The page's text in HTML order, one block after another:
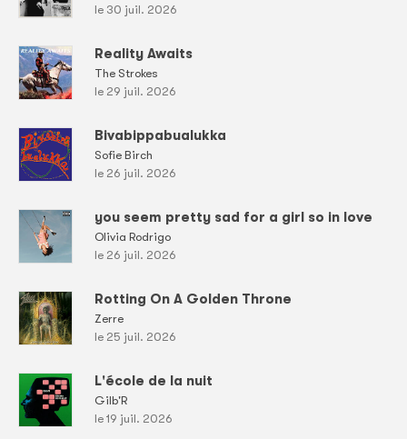
le 30 juil. 2026
Reality Awaits
The Strokes
le 29 juil. 2026
Bivabippabualukka
Sofie Birch
le 26 juil. 2026
you seem pretty sad for a girl so in love
Olivia Rodrigo
le 26 juil. 2026
Rotting On A Golden Throne
Zerre
le 25 juil. 2026
L'école de la nuit
Gilb'R
le 19 juil. 2026